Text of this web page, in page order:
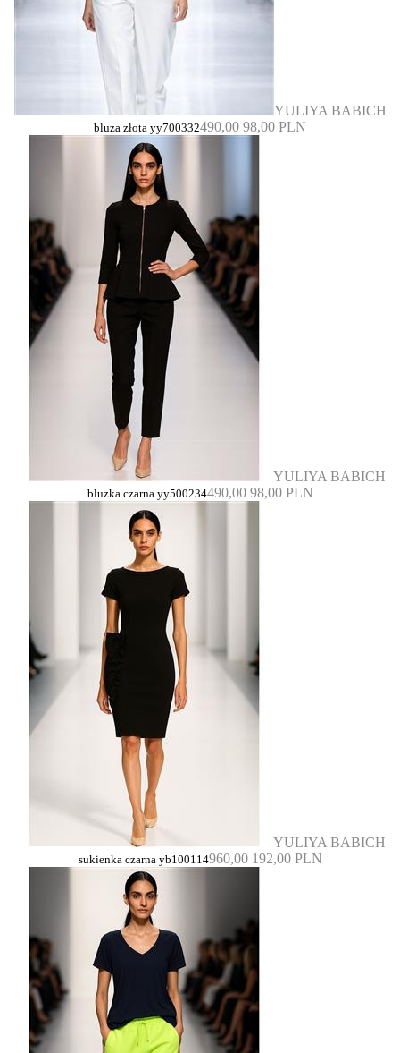
YULIYA BABICH
bluza złota yy700332490,00 98,00 PLN
YULIYA BABICH
bluzka czarna yy500234490,00 98,00 PLN
YULIYA BABICH
sukienka czarna yb100114960,00 192,00 PLN